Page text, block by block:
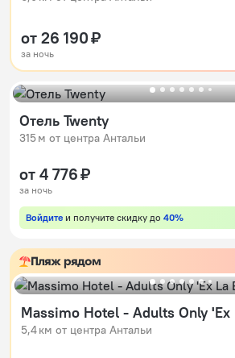
от 26 190 ₽
за ночь
Отель Twenty
315 м от центра Антальи
от 4 776 ₽
за ночь
Войдите и получите скидку до 40%
Пляж рядом
5,4 км от центра Антальи